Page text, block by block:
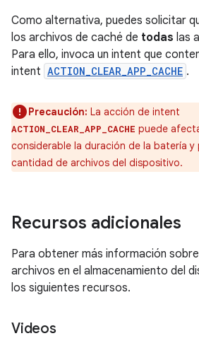
Como alternativa, puedes solicitar
los archivos de caché de todas las
Para ello, invoca un intent que
intent ACTION_CLEAR_APP_CACHE .
Precaución: La acción de intent
ACTION_CLEAR_APP_CACHE puede
considerable la duración de la batería
cantidad de archivos del dispositivo.
Recursos adicionales
Para obtener más información
archivos en el almacenamiento del
los siguientes recursos.
Videos